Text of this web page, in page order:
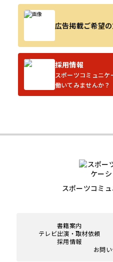
広告掲載ご希望
採用情報
スポーツコミュニケ
働いてみませんか？
スポーツコミ
書籍案内
テレビ出演・取材依頼
採用情報
お問